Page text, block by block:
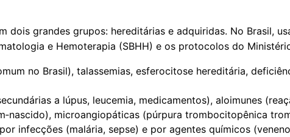
dois grandes grupos: hereditárias e adquiridas. No Brasil,
e Hemoterapia (SBHH) e os protocolos do
no Brasil), talassemias, esferocitose hereditária,
a lúpus, leucemia, medicamentos), aloimunes
microangiopáticas (púrpura trombocitopênica
infecções (malária, sepse) e por agentes químicos